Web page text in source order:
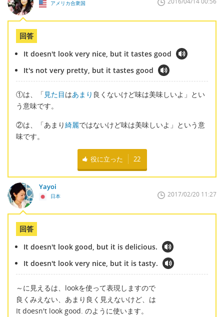
アメリカ合衆国
回答
It doesn't look very nice, but it tastes good
It's not very pretty, but it tastes good
①は、「 見た目はあまり 良くないけど味は美味しいよ」とい
う意味です。
②は、「あまり綺麗ではないけど味は美味しいよ」という意
味です。
役に立った 22
Yayoi
日本 2017/02/20 11:27
回答
It doesn't look good, but it is delicious.
It doesn't look very nice, but it is tasty.
～に見えるは、lookを使って表現しますので
良くみえない、あまり良く見えないけど、は
It doesn't look good. のように使います。